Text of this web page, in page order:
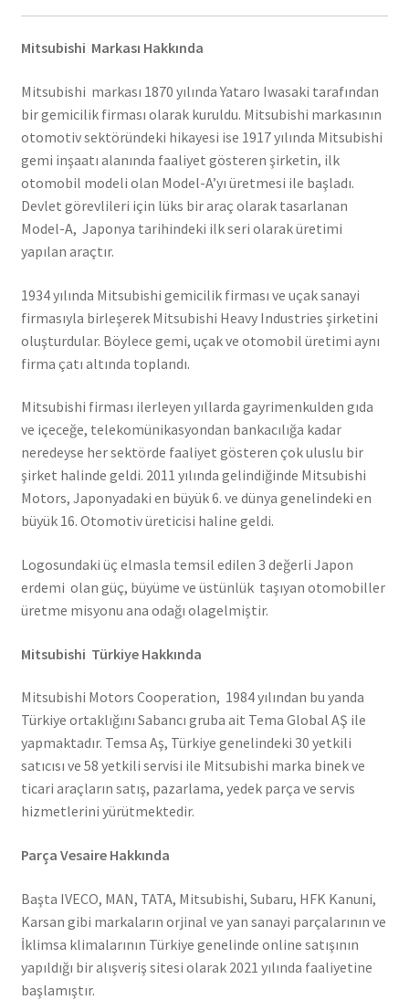
Mitsubishi Markası Hakkında
Mitsubishi markası 1870 yılında Yataro Iwasaki tarafından
bir gemicilik firması olarak kuruldu. Mitsubishi markasının
otomotiv sektöründeki hikayesi ise 1917 yılında Mitsubishi
gemi inşaatı alanında faaliyet gösteren şirketin, ilk
otomobil modeli olan Model-A’yı üretmesi ile başladı.
Devlet görevlileri için lüks bir araç olarak tasarlanan
Model-A, Japonya tarihindeki ilk seri olarak üretimi
yapılan araçtır.
1934 yılında Mitsubishi gemicilik firması ve uçak sanayi
firmasıyla birleşerek Mitsubishi Heavy Industries şirketini
oluşturdular. Böylece gemi, uçak ve otomobil üretimi aynı
firma çatı altında toplandı.
Mitsubishi firması ilerleyen yıllarda gayrimenkulden gıda
ve içeceğe, telekomünikasyondan bankacılığa kadar
neredeyse her sektörde faaliyet gösteren çok uluslu bir
şirket halinde geldi. 2011 yılında gelindiğinde Mitsubishi
Motors, Japonyadaki en büyük 6. ve dünya genelindeki en
büyük 16. Otomotiv üreticisi haline geldi.
Logosundaki üç elmasla temsil edilen 3 değerli Japon
erdemi olan güç, büyüme ve üstünlük taşıyan otomobiller
üretme misyonu ana odağı olagelmiştir.
Mitsubishi Türkiye Hakkında
Mitsubishi Motors Cooperation, 1984 yılından bu yanda
Türkiye ortaklığını Sabancı gruba ait Tema Global AŞ ile
yapmaktadır. Temsa Aş, Türkiye genelindeki 30 yetkili
satıcısı ve 58 yetkili servisi ile Mitsubishi marka binek ve
ticari araçların satış, pazarlama, yedek parça ve servis
hizmetlerini yürütmektedir.
Parça Vesaire Hakkında
Başta IVECO, MAN, TATA, Mitsubishi, Subaru, HFK Kanuni,
Karsan gibi markaların orjinal ve yan sanayi parçalarının ve
İklimsa klimalarının Türkiye genelinde online satışının
yapıldığı bir alışveriş sitesi olarak 2021 yılında faaliyetine
başlamıştır.